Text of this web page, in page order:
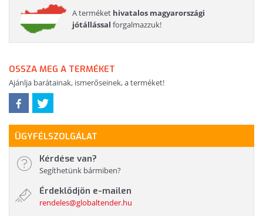
A terméket hivatalos magyarországi
jótállással forgalmazzuk!
OSSZA MEG A TERMÉKET
Ajánlja barátainak, ismerőseinek, a terméket!
ÜGYFÉLSZOLGÁLAT
Kérdése van?
Segíthetünk bármiben?
Érdeklődjön e-mailen
rendeles@globaltender.hu